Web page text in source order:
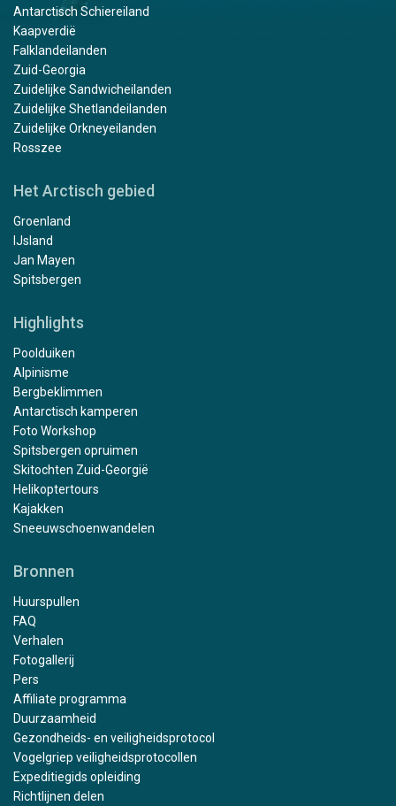
Antarctisch Schiereiland
Kaapverdië
Falklandeilanden
Zuid-Georgia
Zuidelijke Sandwicheilanden
Zuidelijke Shetlandeilanden
Zuidelijke Orkneyeilanden
Rosszee
Het Arctisch gebied
Groenland
IJsland
Jan Mayen
Spitsbergen
Highlights
Poolduiken
Alpinisme
Bergbeklimmen
Antarctisch kamperen
Foto Workshop
Spitsbergen opruimen
Skitochten Zuid-Georgië
Helikoptertours
Kajakken
Sneeuwschoenwandelen
Bronnen
Huurspullen
FAQ
Verhalen
Fotogallerij
Pers
Affiliate programma
Duurzaamheid
Gezondheids- en veiligheidsprotocol
Vogelgriep veiligheidsprotocollen
Expeditiegids opleiding
Richtlijnen delen